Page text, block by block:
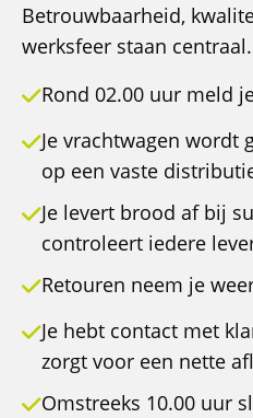
Betrouwbaarheid,
werksfeer staan centraal.
Rond 02.00 uur meld
Je vrachtwagen wordt
op een vaste
Je levert brood af bij
controleert iedere
Retouren neem je
Je hebt contact met
zorgt voor een nette
Omstreeks 10.00 uur